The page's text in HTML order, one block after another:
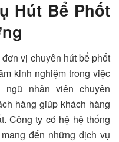
Hút Bể Phốt
đơn vị chuyên hút bể phốt
kinh nghiệm trong việc
ngũ nhân viên chuyên
hàng giúp khách hàng
Công ty có hệ hệ thống
đến những dịch vụ